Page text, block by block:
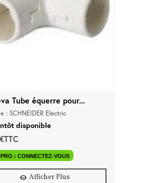
Tube équerre pour...
: SCHNEIDER Electric
disponible
: CONNECTEZ-VOUS
Afficher Plus